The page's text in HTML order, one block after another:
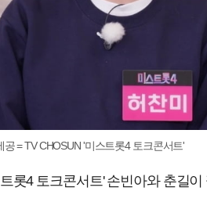
공 = TV CHOSUN '미스트롯4 토크콘서트'
롯4 토크콘서트' 손빈아와 춘길